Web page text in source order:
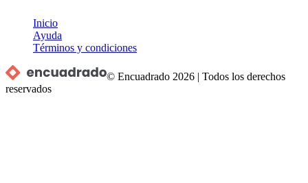
Inicio
Ayuda
Términos y condiciones
© Encuadrado 2026 |Todos los derechos
reservados